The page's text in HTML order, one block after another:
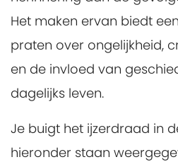
Het maken ervan biedt
praten over ongelijkheid,
en de invloed van
dagelijks leven.
Je buigt het ijzerdraad in
hieronder staan